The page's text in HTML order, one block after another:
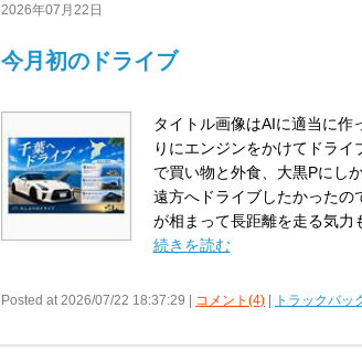
2026年07月22日
今月初のドライブ
タイトル画像はAIに適当に作
りにエンジンをかけてドラ
で買い物と外食、大黒Pにし
遠方へドライブしたかったの
が相まって長距離を走る気力
続きを読む
Posted at 2026/07/22 18:37:29 | コメント(4) | トラックバッ